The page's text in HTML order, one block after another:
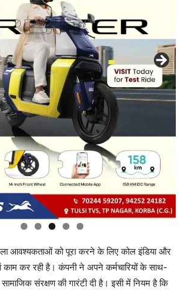
आवश्यकताओं को पूरा करने के लिए कोल इंडिया और
कर रही है। कंपनी ने अपने कर्मचारियों के साथ-
संरक्षण की गारंटी दी है। इसी में नियम है कि